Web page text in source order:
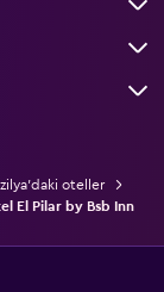
oteller
El Pilar by Bsb Inn